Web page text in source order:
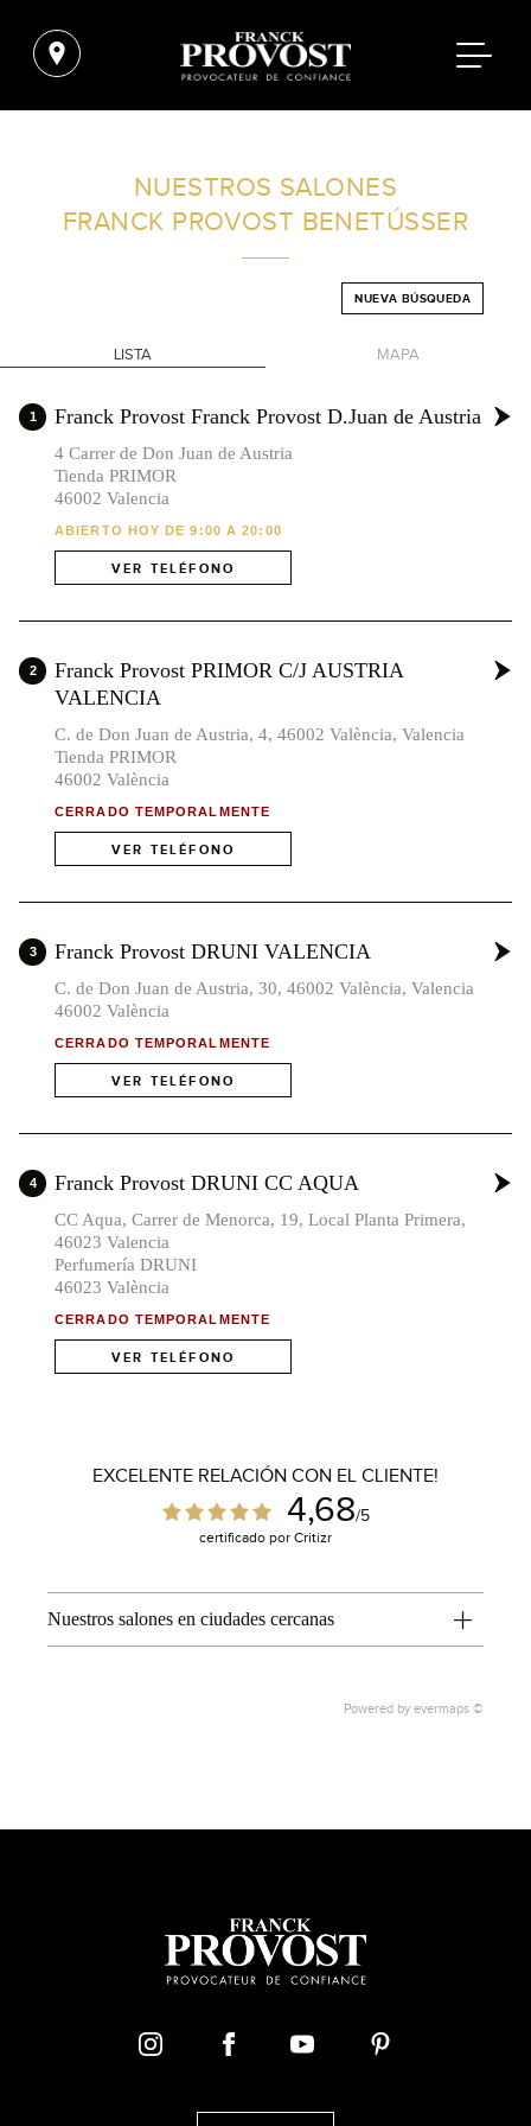
FILTROS AVANZADOS
NUESTROS SALONES
FRANCK PROVOST BENETÚSSER
NUEVA BÚSQUEDA
LISTA MAPA
x3
+
1 Franck Provost Franck Provost D.Juan de Austria
4 Carrer de Don Juan de Austria
Tienda PRIMOR
46002 Valencia
ABIERTO HOY DE 9:00 A 20:00
VER TELÉFONO
2
Franck Provost PRIMOR C/J AUSTRIA
VALENCIA
C. de Don Juan de Austria, 4, 46002 València, Valencia
Tienda PRIMOR
46002 València
CERRADO TEMPORALMENTE
VER TELÉFONO
3 Franck Provost DRUNI VALENCIA
C. de Don Juan de Austria, 30, 46002 València, Valencia
46002 València
CERRADO TEMPORALMENTE
VER TELÉFONO
4 Franck Provost DRUNI CC AQUA
CC Aqua, Carrer de Menorca, 19, Local Planta Primera,
46023 Valencia
Perfumería DRUNI
46023 València
CERRADO TEMPORALMENTE
VER TELÉFONO
EXCELENTE RELACIÓN CON EL CLIENTE!
4,68/5
certificado por Critizr
Nuestros salones en ciudades cercanas
Powered by evermaps ©